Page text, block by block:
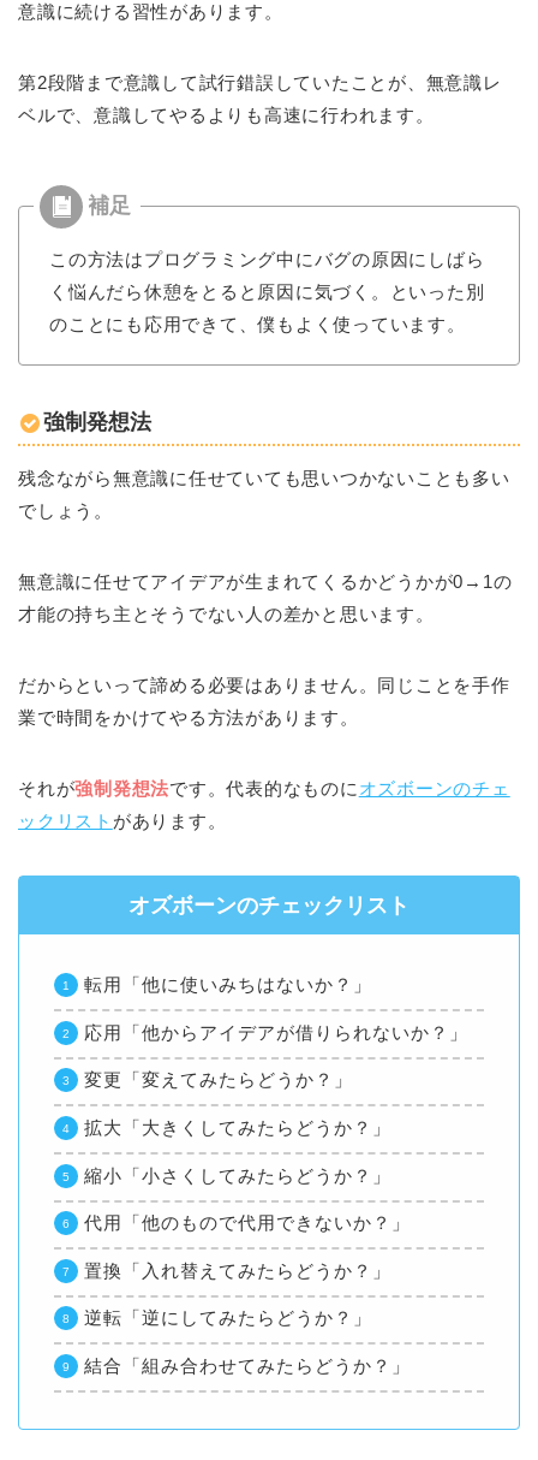
意識に続ける習性があります。
第2段階まで意識して試行錯誤していたことが、無意識レ
ベルで、意識してやるよりも高速に行われます。
この方法はプログラミング中にバグの原因にしばら
く悩んだら休憩をとると原因に気づく。といった別
のことにも応用できて、僕もよく使っています。
強制発想法
残念ながら無意識に任せていても思いつかないことも多い
でしょう。
無意識に任せてアイデアが生まれてくるかどうかが0→1の
才能の持ち主とそうでない人の差かと思います。
だからといって諦める必要はありません。同じことを手作
業で時間をかけてやる方法があります。
それが強制発想法です。代表的なものに オズボーンのチェ
ックリスト があります。
オズボーンのチェックリスト
転用「他に使いみちはないか？」
応用「他からアイデアが借りられないか？」
変更「変えてみたらどうか？」
拡大「大きくしてみたらどうか？」
縮小「小さくしてみたらどうか？」
代用「他のもので代用できないか？」
置換「入れ替えてみたらどうか？」
逆転「逆にしてみたらどうか？」
結合「組み合わせてみたらどうか？」